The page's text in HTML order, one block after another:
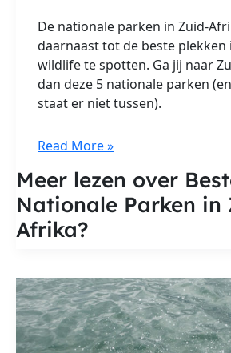
De nationale parken in Zuid-
daarnaast tot de beste plekken
wildlife te spotten. Ga jij naar
dan deze 5 nationale parken
staat er niet tussen).
Beste
Parken
in
Zuid-
Afrika
Read More »
Meer lezen over
Nationale Parken in
Afrika?